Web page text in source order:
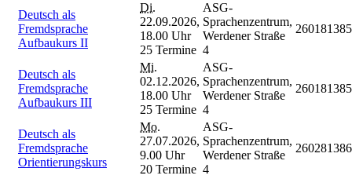
Deutsch als
Fremdsprache
Aufbaukurs II
Di.
22.09.2026,
18.00 Uhr
25 Termine
ASG-
Sprachenzentrum,
Werdener Straße
4
Deutsch als
Fremdsprache
Aufbaukurs III
Mi.
02.12.2026,
18.00 Uhr
25 Termine
ASG-
Sprachenzentrum,
Werdener Straße
4
Deutsch als
Fremdsprache
Orientierungskurs
Mo.
27.07.2026,
9.00 Uhr
20 Termine
ASG-
Sprachenzentrum,
Werdener Straße
4